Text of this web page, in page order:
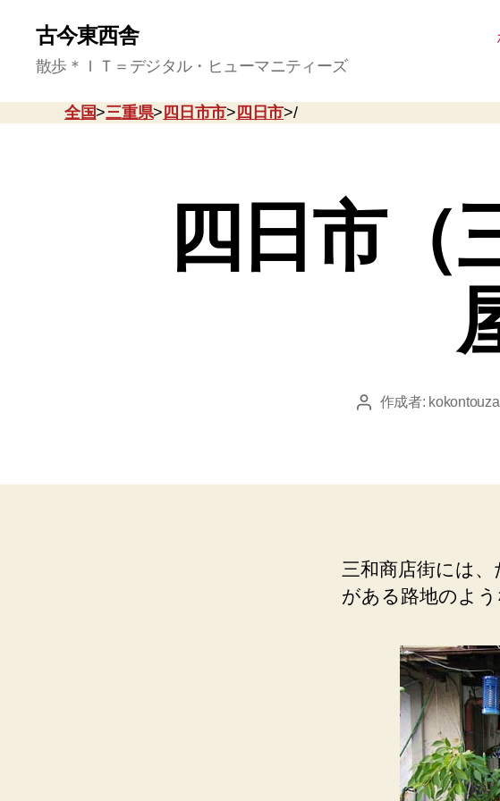
古今東西舎
散歩＊ＩＴ＝デジタル・ヒューマニティーズ
全国>三重県> 四日市市> 四日市>/
四日市（
投 作成者:
三和商店街には
がある路地のよう